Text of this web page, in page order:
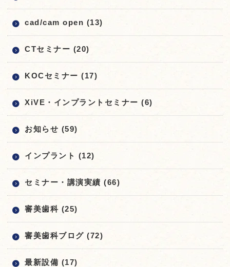
cad/cam open (13)
CTセミナー (20)
KOCセミナー (17)
XiVE・インプラントセミナー (6)
お知らせ (59)
インプラント (12)
セミナー・講演実績 (66)
審美歯科 (25)
審美歯科ブログ (72)
最新設備 (17)